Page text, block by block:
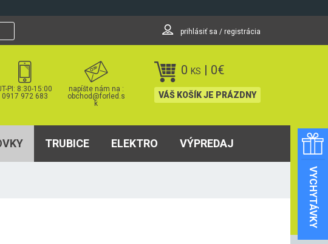
VYCHYTÁVKY
prihlásiť sa / registrácia
PI: 8:30-15:00
0917 972 683
napíšte nám na :
obchod@forled.s
k
0 KS | 0€
VÁŠ KOŠÍK JE PRÁZDNY
TRUBICE ELEKTRO VÝPREDAJ